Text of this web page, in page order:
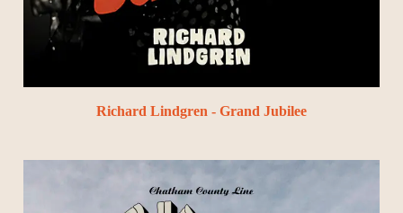
Richard Lindgren - Grand Jubilee